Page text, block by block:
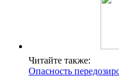
Читайте также:
Опасность